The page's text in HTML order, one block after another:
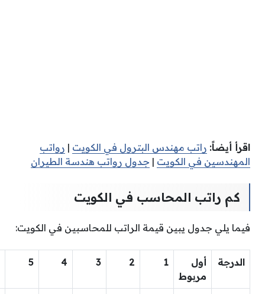
اقرأ أيضاََ: راتب مهندس البترول في الكويت | رواتب
المهندسين في الكويت | جدول رواتب هندسة الطيران
كم راتب المحاسب في الكويت
فيما يلي جدول يبين قيمة الراتب للمحاسبين في الكويت:
الدرجة
أول
مربوط
1
2
3
4
5